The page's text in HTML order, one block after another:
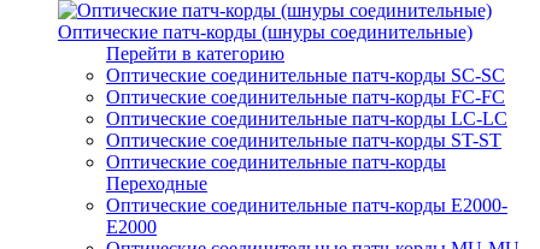
Оптические патч-корды (шнуры соединительные)
Перейти в категорию
Оптические соединительные патч-корды SC-SC
Оптические соединительные патч-корды FC-FC
Оптические соединительные патч-корды LC-LC
Оптические соединительные патч-корды ST-ST
Оптические соединительные патч-корды
Переходные
Оптические соединительные патч-корды E2000-
E2000